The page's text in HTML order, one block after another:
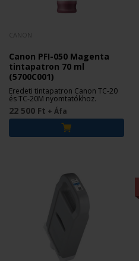
Canon PFI-050 Magenta
tintapatron 70 ml
(5700C001)
Eredeti tintapatron Canon TC-20
és TC-20M nyomtatókhoz.
22 500 Ft + Áfa